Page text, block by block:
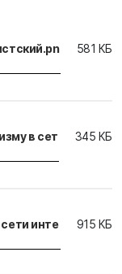
581 КБ
в сет
345 КБ
инте
915 КБ